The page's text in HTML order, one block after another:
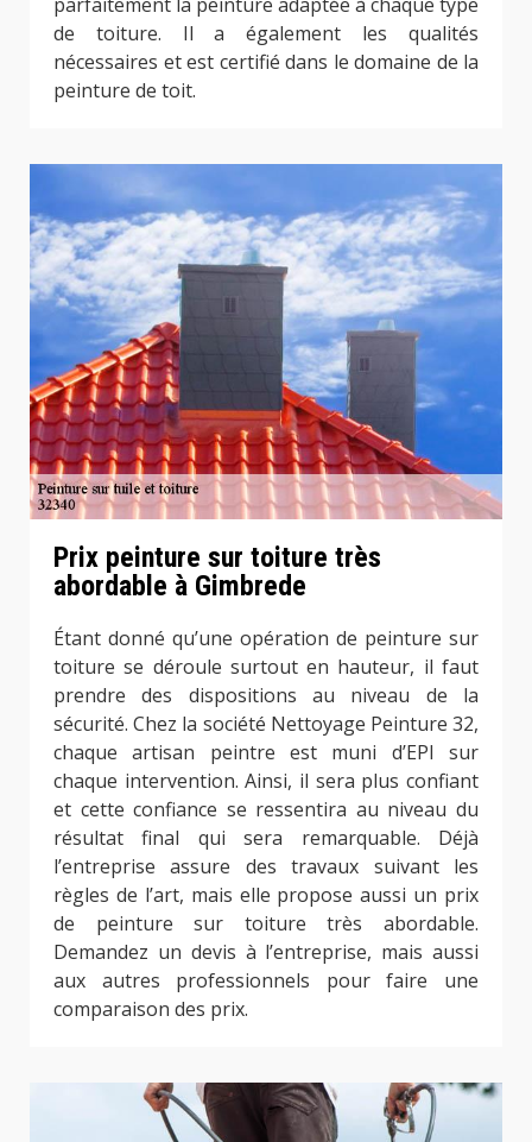
de toiture. Il a également les qualités
nécessaires et est certifié dans le domaine de la
peinture de toit.
Prix peinture sur toiture très
abordable à Gimbrede
Étant donné qu’une opération de peinture sur
toiture se déroule surtout en hauteur, il faut
prendre des dispositions au niveau de la
sécurité. Chez la société Nettoyage Peinture 32,
chaque artisan peintre est muni d’EPI sur
chaque intervention. Ainsi, il sera plus confiant
et cette confiance se ressentira au niveau du
résultat final qui sera remarquable. Déjà
l’entreprise assure des travaux suivant les
règles de l’art, mais elle propose aussi un prix
de peinture sur toiture très abordable.
Demandez un devis à l’entreprise, mais aussi
aux autres professionnels pour faire une
comparaison des prix.